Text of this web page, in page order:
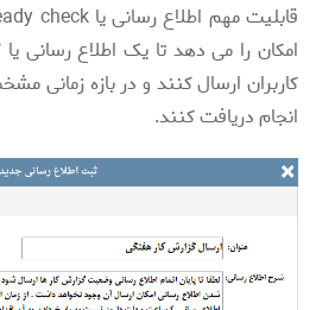
امکان را می دهد تا یک اطلاع رسانی یا
کاربران ارسال کنند و در بازه زمانی
انجام دریافت کنند.